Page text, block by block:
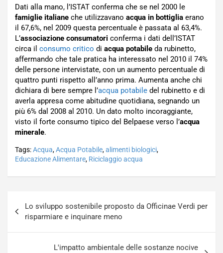
Dati alla mano, l’ISTAT conferma che se nel 2000 le
famiglie italiane che utilizzavano acqua in bottiglia erano
il 67,6%, nel 2009 questa percentuale è passata al 63,4%.
L’associazione consumatori conferma i dati dell’ISTAT
circa il consumo critico di acqua potabile da rubinetto,
affermando che tale pratica ha interessato nel 2010 il 74%
delle persone intervistate, con un aumento percentuale di
quattro punti rispetto all’anno prima. Aumenta anche chi
dichiara di bere sempre l’acqua potabile del rubinetto e di
averla appresa come abitudine quotidiana, segnando un
più 6% dal 2008 al 2010. Un dato molto incoraggiante,
visto il forte consumo tipico del Belpaese verso l’acqua
minerale.
Tags:Acqua,Acqua Potabile,alimenti biologici,
Educazione Alimentare, Riciclaggio acqua
articoli
Lo sviluppo sostenibile proposto da Officinae Verdi per
risparmiare e inquinare meno
L'impatto ambientale delle sostanze nocive